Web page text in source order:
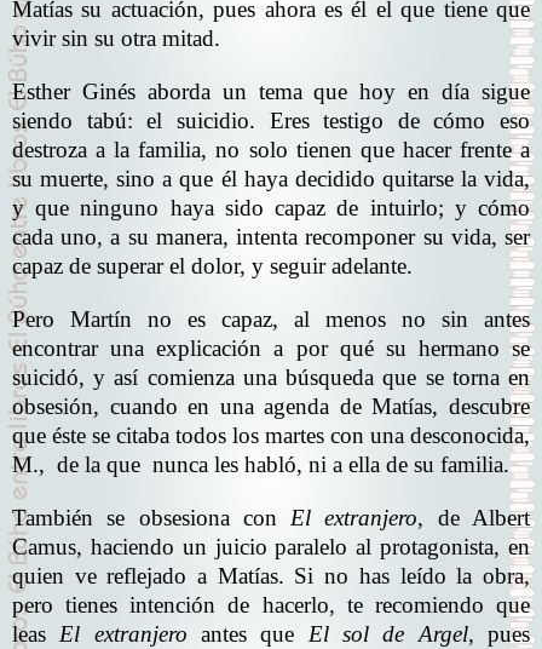
Matías su actuación, pues ahora es él el que tiene que
vivir sin su otra mitad.
Esther Ginés aborda un tema que hoy en día sigue
siendo tabú: el suicidio. Eres testigo de cómo eso
destroza a la familia, no solo tienen que hacer frente a
su muerte, sino a que él haya decidido quitarse la vida,
y que ninguno haya sido capaz de intuirlo; y cómo
cada uno, a su manera, intenta recomponer su vida, ser
capaz de superar el dolor, y seguir adelante.
Pero Martín no es capaz, al menos no sin antes
encontrar una explicación a por qué su hermano se
suicidó, y así comienza una búsqueda que se torna en
obsesión, cuando en una agenda de Matías, descubre
que éste se citaba todos los martes con una desconocida,
M., de la que nunca les habló, ni a ella de su familia.
También se obsesiona con El extranjero, de Albert
Camus, haciendo un juicio paralelo al protagonista, en
quien ve reflejado a Matías. Si no has leído la obra,
pero tienes intención de hacerlo, te recomiendo que
leas El extranjero antes que El sol de Argel, pues